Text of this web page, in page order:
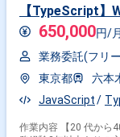
にご相談頂けますと幸い
社では、法人、請負い
【TypeScript】
650,000円/月
業務委託(フリ
東京都
六本
JavaScript
作業内容 【20 代から